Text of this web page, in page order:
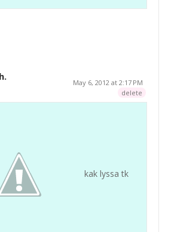
May 6, 2012 at 2:17 PM
delete
kak lyssa tk